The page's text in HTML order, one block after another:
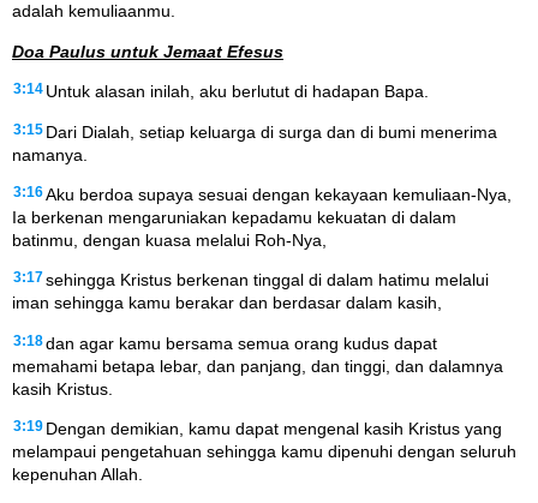
adalah kemuliaanmu.
Doa Paulus untuk Jemaat Efesus
3:14 Untuk alasan inilah, aku berlutut di hadapan Bapa.
3:15 Dari Dialah, setiap keluarga di surga dan di bumi menerima
namanya.
3:16Aku berdoa supaya sesuai dengan kekayaan kemuliaan-Nya,
Ia berkenan mengaruniakan kepadamu kekuatan di dalam
batinmu, dengan kuasa melalui Roh-Nya,
3:17 sehingga Kristus berkenan tinggal di dalam hatimu melalui
iman sehingga kamu berakar dan berdasar dalam kasih,
3:18dan agar kamu bersama semua orang kudus dapat
memahami betapa lebar, dan panjang, dan tinggi, dan dalamnya
kasih Kristus.
3:19 Dengan demikian, kamu dapat mengenal kasih Kristus yang
melampaui pengetahuan sehingga kamu dipenuhi dengan seluruh
kepenuhan Allah.